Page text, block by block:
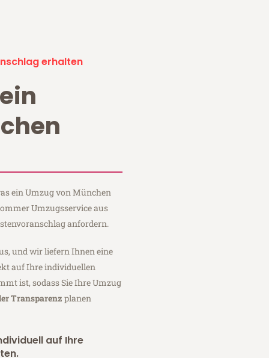
erhalten
ein Umzug von München
Umzugsservice aus
anfordern.
und wir liefern Ihnen eine
auf Ihre individuellen
ist, sodass Sie Ihre Umzug
Transparenz planen
auf Ihre